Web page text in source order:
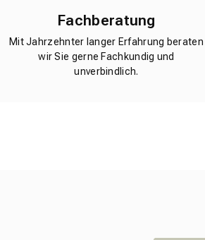
Fachberatung
Mit Jahrzehnter langer Erfahrung beraten
wir Sie gerne Fachkundig und
unverbindlich.